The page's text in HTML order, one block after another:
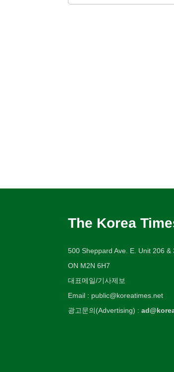
The Korea
500 Sheppard Ave. E. Unit 206 &
ON M2N 6H7
대표메일/기사제보
Email : public@koreatimes.net
광고문의(Advertising) :